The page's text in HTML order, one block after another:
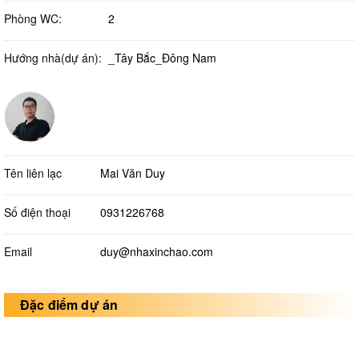
Phòng WC: 2
Hướng nhà(dự án): _Tây Bắc_Đông Nam
Tên liên lạc Mai Văn Duy
Số điện thoại 0931226768
Email duy@nhaxinchao.com
Đặc điểm dự án